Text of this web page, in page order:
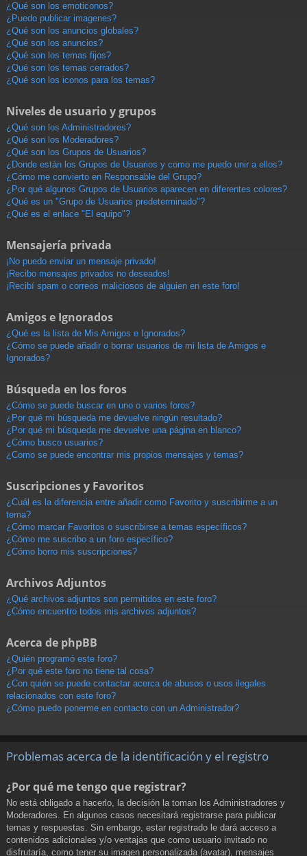
¿Qué son los emoticonos?
¿Puedo publicar imagenes?
¿Qué son los anuncios globales?
¿Qué son los anuncios?
¿Qué son los temas fijos?
¿Qué son los temas cerrados?
¿Qué son los iconos para los temas?
Niveles de usuario y grupos
¿Qué son los Administradores?
¿Qué son los Moderadores?
¿Qué son los Grupos de Usuarios?
¿Donde están los Grupos de Usuarios y como me puedo unir a ellos?
¿Cómo me convierto en Responsable del Grupo?
¿Por qué algunos Grupos de Usuarios aparecen en diferentes colores?
¿Qué es un "Grupo de Usuarios predeterminado"?
¿Qué es el enlace "El equipo"?
Mensajería privada
¡No puedo enviar un mensaje privado!
¡Recibo mensajes privados no deseados!
¡Recibí spam o correos maliciosos de alguien en este foro!
Amigos e Ignorados
¿Qué es la lista de Mis Amigos e Ignorados?
¿Cómo se puede añadir o borrar usuarios de mi lista de Amigos e
Ignorados?
Búsqueda en los foros
¿Cómo se puede buscar en uno o varios foros?
¿Por qué mi búsqueda me devuelve ningún resultado?
¿Por qué mi búsqueda me devuelve una página en blanco?
¿Cómo busco usuarios?
¿Como se puede encontrar mis propios mensajes y temas?
Suscripciones y Favoritos
¿Cuál es la diferencia entre añadir como Favorito y suscribirme a un
tema?
¿Cómo marcar Favoritos o suscribirse a temas específicos?
¿Cómo me suscribo a un foro específico?
¿Cómo borro mis suscripciones?
Archivos Adjuntos
¿Qué archivos adjuntos son permitidos en este foro?
¿Cómo encuentro todos mis archivos adjuntos?
Acerca de phpBB
¿Quién programó este foro?
¿Por qué este foro no tiene tal cosa?
¿Con quién se puede contactar acerca de abusos o usos ilegales
relacionados con este foro?
¿Cómo puedo ponerme en contacto con un Administrador?
Problemas acerca de la identificación y el registro
¿Por qué me tengo que registrar?
No está obligado a hacerlo, la decisión la toman los Administradores y
Moderadores. En algunos casos necesitará registrarse para publicar
temas y respuestas. Sin embargo, estar registrado le dará acceso a
contenidos adicionales y/o ventajas que como usuario invitado no
disfrutaría, como tener su imagen personalizada (avatar), mensajes